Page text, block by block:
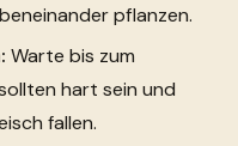
pflanzen.
Warte bis zum
hart sein und
fallen.